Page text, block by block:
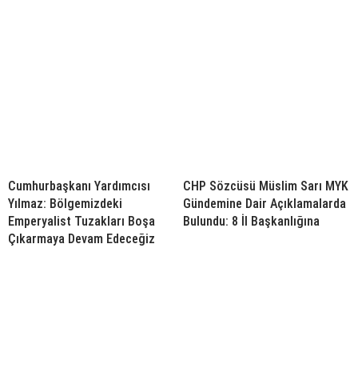
Cumhurbaşkanı Yardımcısı
Yılmaz: Bölgemizdeki
Emperyalist Tuzakları Boşa
Çıkarmaya Devam Edeceğiz
CHP Sözcüsü Müslim Sarı MYK
Gündemine Dair Açıklamalarda
Bulundu: 8 İl Başkanlığına